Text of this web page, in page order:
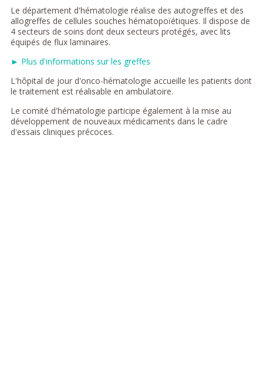
Le département d'hématologie réalise des autogreffes et des
allogreffes de cellules souches hématopoïétiques. Il dispose de
4 secteurs de soins dont deux secteurs protégés, avec lits
équipés de flux laminaires.
► Plus d'informations sur les greffes
L'hôpital de jour d'onco-hématologie accueille les patients dont
le traitement est réalisable en ambulatoire.
Le comité d'hématologie participe également à la mise au
développement de nouveaux médicaments dans le cadre
d'essais cliniques précoces.